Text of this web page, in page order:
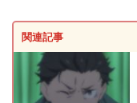
関連記事